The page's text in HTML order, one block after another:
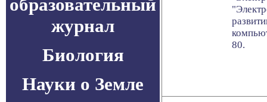
образовательный
журнал
Биология
Науки о Земле
80.